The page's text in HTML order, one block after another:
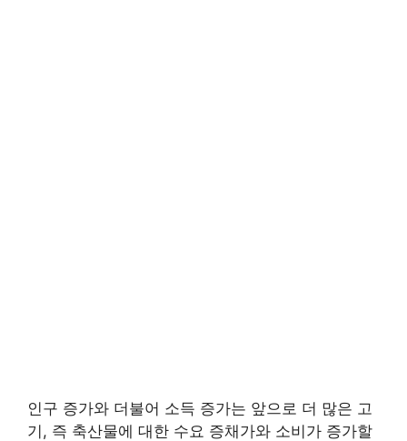
인구 증가와 더불어 소득 증가는 앞으로 더 많은 고
기, 즉 축산물에 대한 수요 증채가와 소비가 증가할